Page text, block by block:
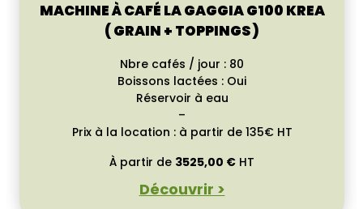
MACHINE À CAFÉ LA GAGGIA G100 KREA
( GRAIN + TOPPINGS )
Nbre cafés / jour : 80
Boissons lactées : Oui
Réservoir à eau
–
Prix à la location : à partir de 135€ HT
À partir de 3525,00 € HT
Découvrir >